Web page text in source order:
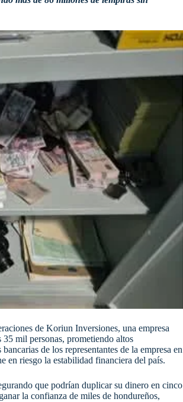
de Koriun Inversiones, una empresa
mil personas, prometiendo altos
de los representantes de la empresa en
en riesgo la estabilidad financiera del país.​
que podrían duplicar su dinero en cinco
la confianza de miles de hondureños,